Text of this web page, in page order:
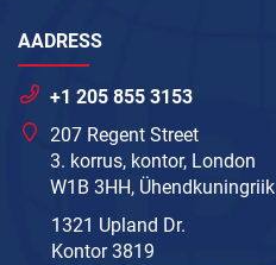
AADRESS
+1 205 855 3153
207 Regent Street
3. korrus, kontor, London
W1B 3HH, Ühendkuningriik
1321 Upland Dr.
Kontor 3819